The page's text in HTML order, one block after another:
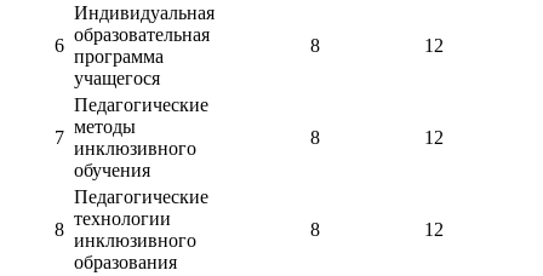
6
Индивидуальная
образовательная
программа
учащегося
8 12
7
Педагогические
методы
инклюзивного
обучения
8 12
8
Педагогические
технологии
инклюзивного
образования
8 12